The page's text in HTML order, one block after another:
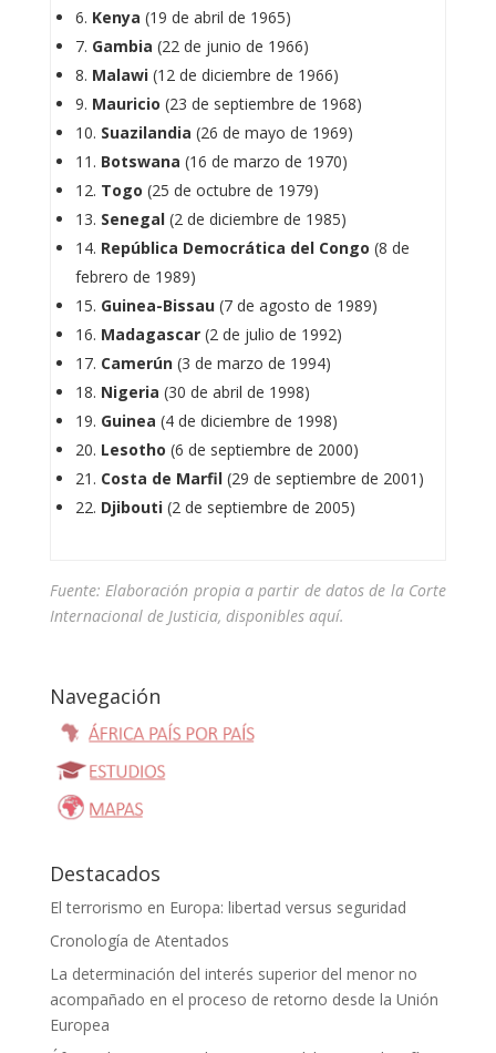
6. Kenya (19 de abril de 1965)
7. Gambia (22 de junio de 1966)
8. Malawi (12 de diciembre de 1966)
9. Mauricio (23 de septiembre de 1968)
10. Suazilandia (26 de mayo de 1969)
11. Botswana (16 de marzo de 1970)
12. Togo (25 de octubre de 1979)
13. Senegal (2 de diciembre de 1985)
14. República Democrática del Congo (8 de
febrero de 1989)
15. Guinea-Bissau (7 de agosto de 1989)
16. Madagascar (2 de julio de 1992)
17. Camerún (3 de marzo de 1994)
18. Nigeria (30 de abril de 1998)
19. Guinea (4 de diciembre de 1998)
20. Lesotho (6 de septiembre de 2000)
21. Costa de Marfil (29 de septiembre de 2001)
22. Djibouti (2 de septiembre de 2005)
Fuente: Elaboración propia a partir de datos de la Corte
Internacional de Justicia, disponibles aquí.
Navegación
Destacados
El terrorismo en Europa: libertad versus seguridad
Cronología de Atentados
La determinación del interés superior del menor no
acompañado en el proceso de retorno desde la Unión
Europea